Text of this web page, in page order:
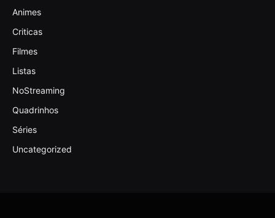
Animes
Criticas
Filmes
Listas
NoStreaming
Quadrinhos
Séries
Uncategorized